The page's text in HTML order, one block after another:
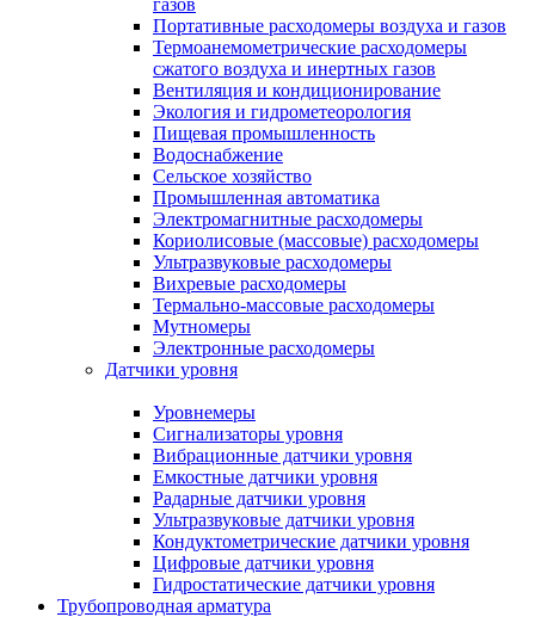
газов
Портативные расходомеры воздуха и газов
Термоанемометрические расходомеры
сжатого воздуха и инертных газов
Вентиляция и кондиционирование
Экология и гидрометеорология
Пищевая промышленность
Водоснабжение
Сельское хозяйство
Промышленная автоматика
Электромагнитные расходомеры
Кориолисовые (массовые) расходомеры
Ультразвуковые расходомеры
Вихревые расходомеры
Термально-массовые расходомеры
Мутномеры
Электронные расходомеры
Датчики уровня
Уровнемеры
Сигнализаторы уровня
Вибрационные датчики уровня
Емкостные датчики уровня
Радарные датчики уровня
Ультразвуковые датчики уровня
Кондуктометрические датчики уровня
Цифровые датчики уровня
Гидростатические датчики уровня
Трубопроводная арматура